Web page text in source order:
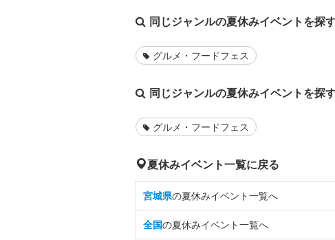
同じジャンルの夏休みイベントを探す
グルメ・フードフェス
同じジャンルの夏休みイベントを探す
グルメ・フードフェス
夏休みイベント一覧に戻る
宮城県の夏休みイベント一覧へ
全国の夏休みイベント一覧へ